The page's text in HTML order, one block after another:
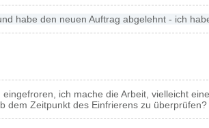
habe den neuen Auftrag abgelehnt - ich
ich mache die Arbeit, vielleicht
dem Zeitpunkt des Einfrierens zu überprüfen?